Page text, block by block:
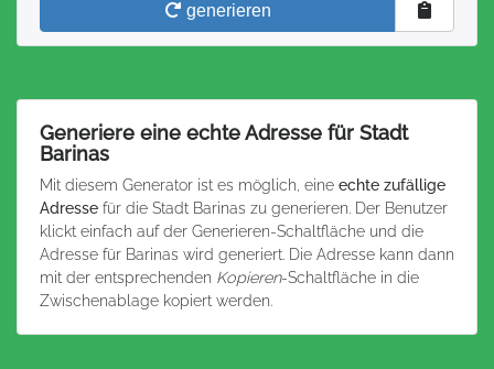
generieren
Generiere eine echte Adresse für Stadt
Barinas
Mit diesem Generator ist es möglich, eine echte zufällige
Adresse für die Stadt Barinas zu generieren. Der Benutzer
klickt einfach auf der Generieren-Schaltfläche und die
Adresse für Barinas wird generiert. Die Adresse kann dann
mit der entsprechenden Kopieren-Schaltfläche in die
Zwischenablage kopiert werden.